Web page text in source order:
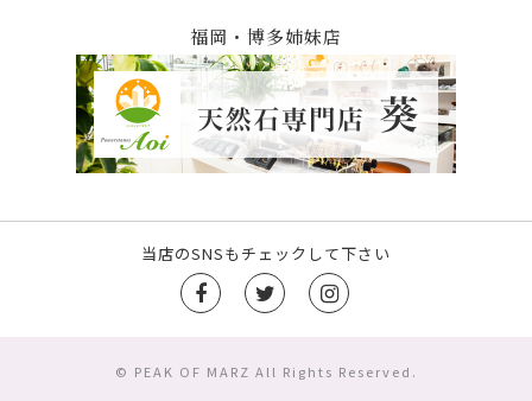
福岡・博多姉妹店
当店のSNSもチェックして下さい
© PEAK OF MARZ All Rights Reserved.